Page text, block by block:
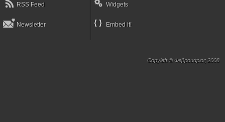
RSS Feed
Newsletter
Widgets
Embed it!
Copyleft © Φεβρουάριος 2008